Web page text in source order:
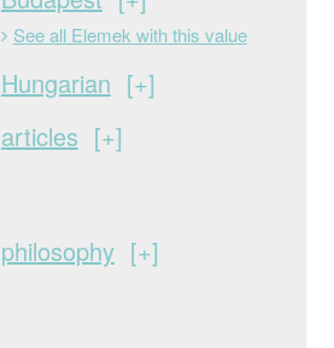
See all Elemek with this value
Hungarian
+
articles +
philosophy +